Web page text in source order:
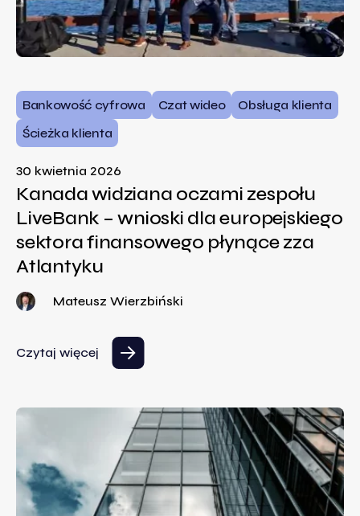
Bankowość cyfrowa Czat wideo
Obsługa klienta
Ścieżka klienta
30 kwietnia 2026
Kanada widziana oczami zespołu
LiveBank – wnioski dla europejskiego
sektora finansowego płynące zza
Atlantyku
Mateusz Wierzbiński
Czytaj więcej